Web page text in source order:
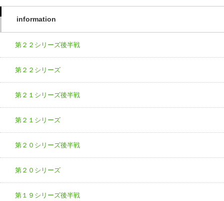
information
第２２シリーズ後半戦
第２２シリーズ
第２１シリーズ後半戦
第２１シリーズ
第２０シリーズ後半戦
第２０シリーズ
第１９シリーズ後半戦